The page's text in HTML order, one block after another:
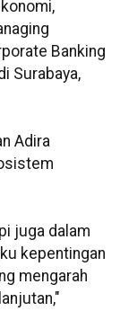
Banking
Surabaya,
Adira
juga dalam
kepentingan
mengarah